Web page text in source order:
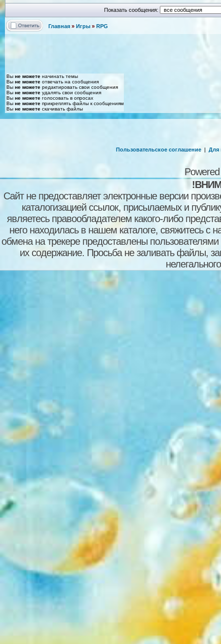
Показать сообщения:
Главная » Игры » RPG
Вы не можете начинать темы
Вы не можете отвечать на сообщения
Вы не можете редактировать свои сообщения
Вы не можете удалять свои сообщения
Вы не можете голосовать в опросах
Вы не можете прикреплять файлы к сообщениям
Вы не можете скачивать файлы
Пользовательское соглашение | Для
Сайт не предоставляет электронные версии
каталогизацией ссылок, присылаемых и
являетесь правообладателем какого-либо
него находилась в нашем каталоге, свяжитесь
обмена на трекере предоставлены пользователями
их содержание. Просьба не заливать файлы,